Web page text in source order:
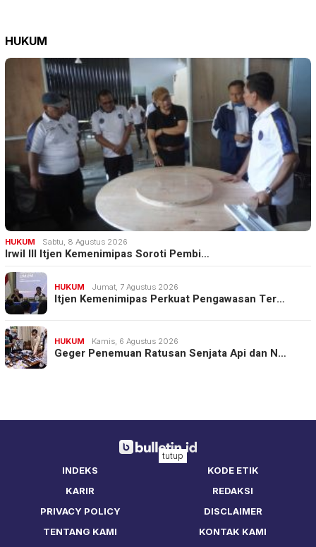
HUKUM
HUKUM Sabtu, 8 Agustus 2026
Irwil III Itjen Kemenimipas Soroti Pembi…
HUKUM Jumat, 7 Agustus 2026
Itjen Kemenimipas Perkuat Pengawasan Ter…
HUKUM Kamis, 6 Agustus 2026
Geger Penemuan Ratusan Senjata Api dan N…
INDEKS
KODE ETIK
KARIR
REDAKSI
PRIVACY POLICY
DISCLAIMER
TENTANG KAMI
KONTAK KAMI
tutup